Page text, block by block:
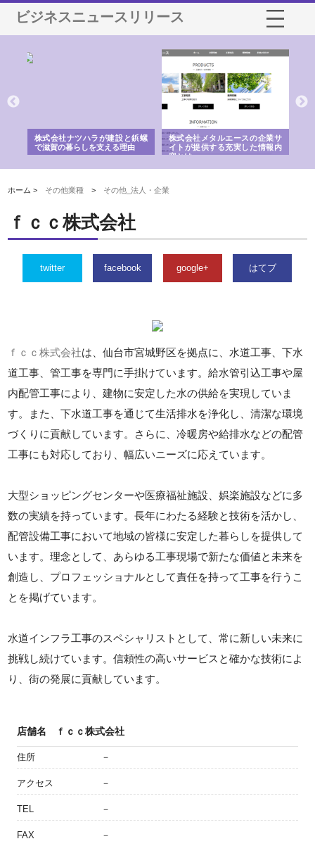
ビジネスニュースリリース
株式会社ナツハラが建設と鋲螺
で滋賀の暮らしを支える理由
株式会社メタルエースの企業サ
イトが提供する充実した情報内
容とは
ホーム > その他業種 > その他_法人・企業
ｆｃｃ株式会社
twitter facebook google+ はてブ
ｆｃｃ株式会社は、仙台市宮城野区を拠点に、水道工事、下水
道工事、管工事を専門に手掛けています。給水管引込工事や屋
内配管工事により、建物に安定した水の供給を実現していま
す。また、下水道工事を通じて生活排水を浄化し、清潔な環境
づくりに貢献しています。さらに、冷暖房や給排水などの配管
工事にも対応しており、幅広いニーズに応えています。
大型ショッピングセンターや医療福祉施設、娯楽施設などに多
数の実績を持っています。長年にわたる経験と技術を活かし、
配管設備工事において地域の皆様に安定した暮らしを提供して
います。理念として、あらゆる工事現場で新たな価値と未来を
創造し、プロフェッショナルとして責任を持って工事を行うこ
とを掲げています。
水道インフラ工事のスペシャリストとして、常に新しい未来に
挑戦し続けています。信頼性の高いサービスと確かな技術によ
り、街の発展に貢献しています。
店舗名 ｆｃｃ株式会社
住所 －
アクセス －
TEL －
FAX －